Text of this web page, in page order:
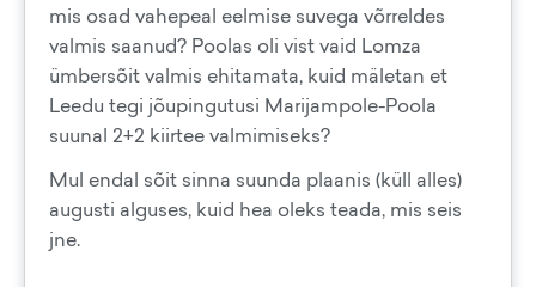
mis osad vahepeal eelmise suvega võrreldes
valmis saanud? Poolas oli vist vaid Lomza
ümbersõit valmis ehitamata, kuid mäletan et
Leedu tegi jõupingutusi Marijampole-Poola
suunal 2+2 kiirtee valmimiseks?
Mul endal sõit sinna suunda plaanis (küll alles)
augusti alguses, kuid hea oleks teada, mis seis
jne.